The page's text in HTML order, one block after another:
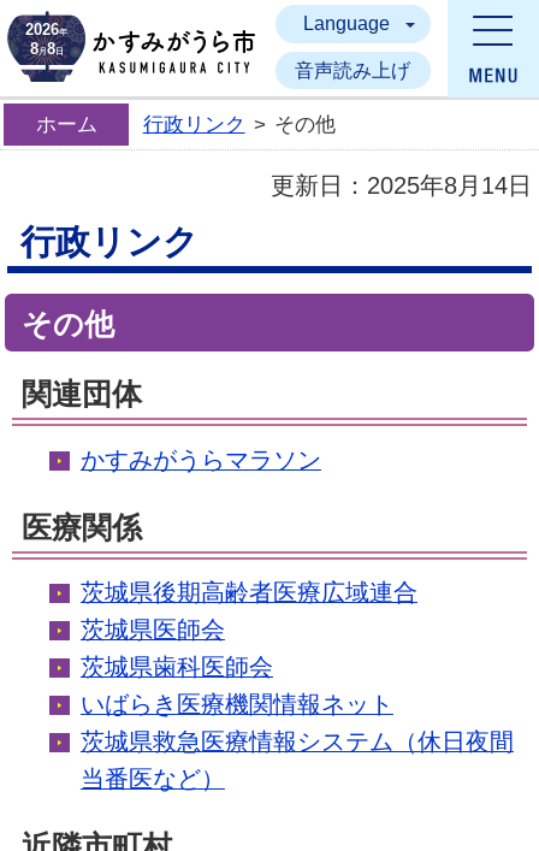
かすみがうら市
2026年
8月8日
Language
音声読み上げ
ホーム 行政リンク > その他
更新日： 2025年8月14日
行政リンク
その他
関連団体
かすみがうらマラソン
医療関係
茨城県後期高齢者医療広域連合
茨城県医師会
茨城県歯科医師会
いばらき医療機関情報ネット
茨城県救急医療情報システム（休日夜間
当番医など）